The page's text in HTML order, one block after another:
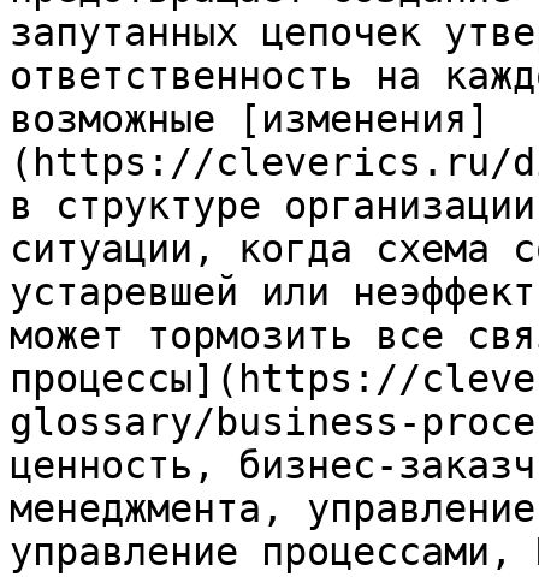
запутанных цепочек
ответственность на
возможные [изменения]
(https://cleverics.ru/
в структуре
ситуации, когда схема
устаревшей или
может тормозить все
процессы](https://
glossary/business-
ценность, бизнес-
менеджмента,
управление процессами,